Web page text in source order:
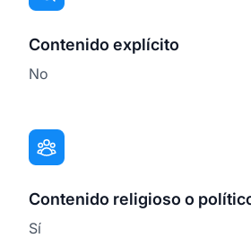
Contenido explícito
No
Contenido religioso o
Sí